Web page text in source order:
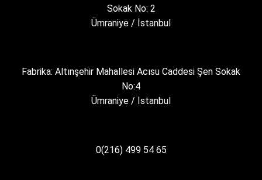
Sokak No: 2
Ümraniye / İstanbul
Fabrika: Altınşehir Mahallesi Acısu Caddesi Şen Sokak
No:4
Ümraniye / İstanbul
0(216) 499 54 65